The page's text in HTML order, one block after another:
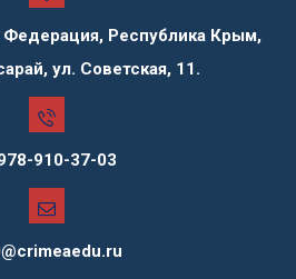
Федерация, Республика Крым,
ул. Советская, 11.
910-37-03